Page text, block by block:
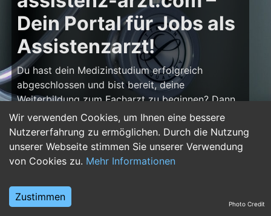
Wir verwenden Cookies, um Ihnen eine bessere
Nutzererfahrung zu ermöglichen. Durch die Nutzung
unserer Webseite stimmen Sie unserer Verwendung
von Cookies zu. Mehr Informationen
Zustimmen
Dein Portal für Jobs als
Assistenzarzt!
Du hast dein Medizinstudium erfolgreich
abgeschlossen und bist bereit, deine
Weiterbildung zum Facharzt zu beginnen? Dann
bist du aufassistenz-arzt.comgenau richtig!
Hier findest du zahlreiche Stellenangebote für
Assistenzärzte in allen Fachrichtungen – von der
Inneren Medizin über die Chirurgie bis hin zur
deine Karriere im Arztberuf und finde die
passende Klinik oder Praxis für deinen nächstenPhoto Credit